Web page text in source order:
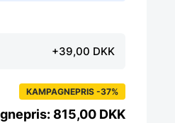
+39,00 DKK
KAMPAGNEPRIS -37%
815,00 DKK